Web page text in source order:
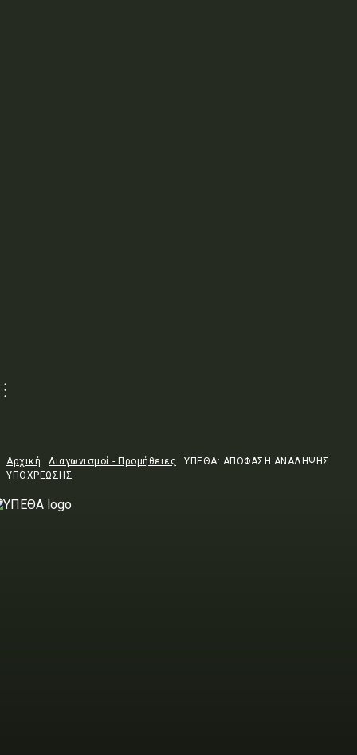
Αρχική Διαγωνισμοί - Προμήθειες
ΥΠΕΘΑ: ΑΠΟΦΑΣΗ ΑΝΑΛΗΨΗΣ
ΥΠΟΧΡΕΩΣΗΣ